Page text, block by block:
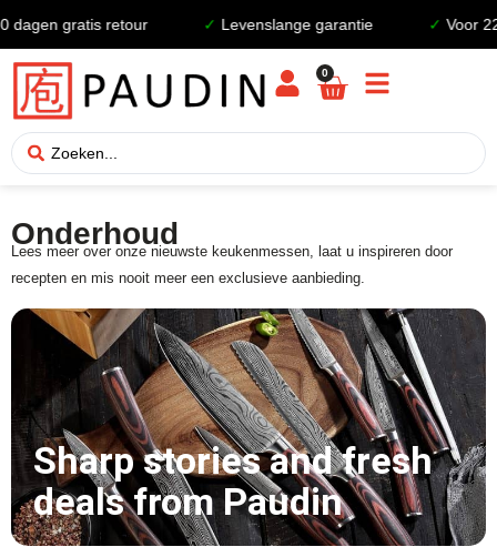
gratis retour Levenslange garantie Voor
0
Onderhoud
Lees meer over onze nieuwste keukenmessen, laat u inspireren door
recepten en mis nooit meer een exclusieve aanbieding.
Sharp stories and fresh
deals from Paudin